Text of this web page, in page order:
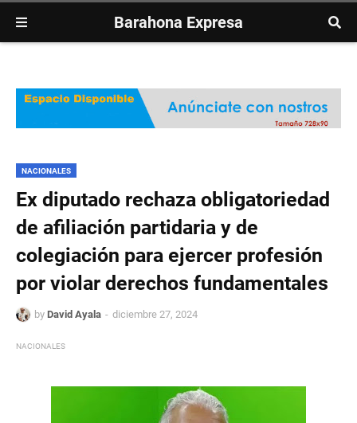
Barahona Expresa
NACIONALES
Ex diputado rechaza obligatoriedad
de afiliación partidaria y de
colegiación para ejercer profesión
por violar derechos fundamentales
by David Ayala diciembre 27, 2024
NACIONALES